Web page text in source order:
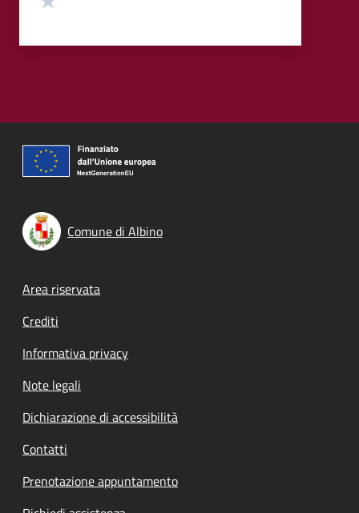
Comune di Albino
Footer menu
Area riservata
Crediti
Informativa privacy
Note legali
Dichiarazione di accessibilità
Contatti
Prenotazione appuntamento